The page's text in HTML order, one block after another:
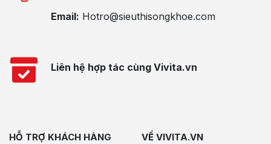
Email: Hotro@sieuthisongkhoe.com
Liên hệ hợp tác cùng Vivita.vn
HỖ TRỢ KHÁCH HÀNG VỀ VIVITA.VN